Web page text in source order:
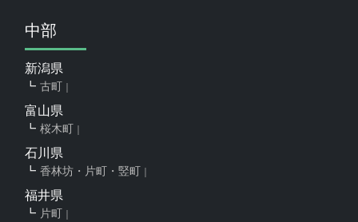
中部
新潟県
古町
富山県
桜木町
石川県
香林坊・片町・竪町
福井県
片町